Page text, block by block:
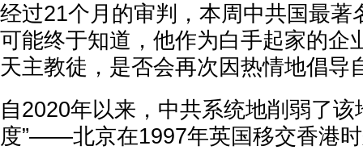
经过21个月的审判，本周中共国最著
可能终于知道，他作为白手起家的企
天主教徒，是否会再次因热情地倡导
自2020年以来，中共系统地削弱了该
度”——北京在1997年英国移交香港